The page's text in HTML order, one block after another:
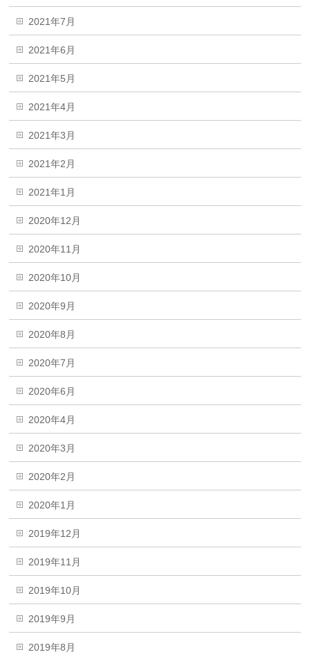
2021年7月
2021年6月
2021年5月
2021年4月
2021年3月
2021年2月
2021年1月
2020年12月
2020年11月
2020年10月
2020年9月
2020年8月
2020年7月
2020年6月
2020年4月
2020年3月
2020年2月
2020年1月
2019年12月
2019年11月
2019年10月
2019年9月
2019年8月